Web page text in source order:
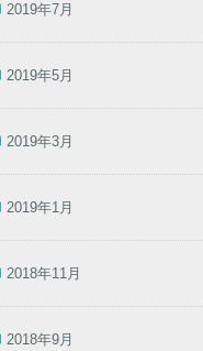
2019年7月
2019年5月
2019年3月
2019年1月
2018年11月
2018年9月